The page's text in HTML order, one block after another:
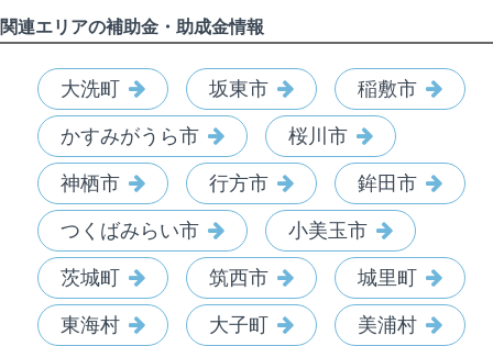
関連エリアの補助金・助成金情報
大洗町 坂東市 稲敷市
かすみがうら市 桜川市
神栖市 行方市 鉾田市
つくばみらい市 小美玉市
茨城町 筑西市 城里町
東海村 大子町 美浦村